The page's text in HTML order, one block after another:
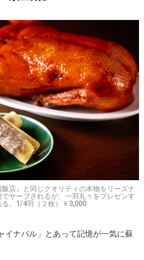
飯店』と同じクオリティの本物をリーズナ
サーブされるが、一羽丸々をプレゼンす
る。1/4羽（２枚）￥3,000
イナバル」とあって記憶が一気に蘇